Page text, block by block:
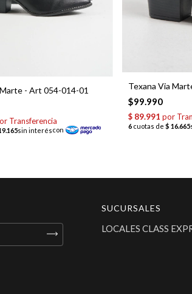
- Art 054-014-01 Texana Via
$99.990
SUCURSALES
LOCALES CLASS